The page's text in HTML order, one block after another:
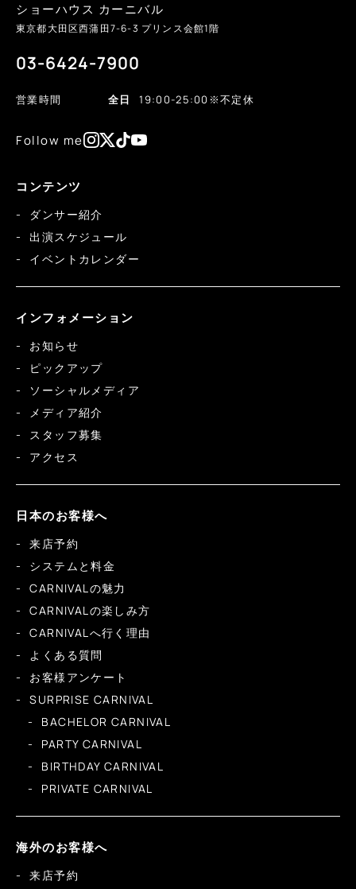
ショーハウス カーニバル
東京都大田区西蒲田7-6-3 プリンス会館1階
03-6424-7900
営業時間 全日 19:00-25:00 ※不定休
Follow me
コンテンツ
ダンサー紹介
出演スケジュール
イベントカレンダー
インフォメーション
お知らせ
ピックアップ
ソーシャルメディア
メディア紹介
スタッフ募集
アクセス
日本のお客様へ
来店予約
システムと料金
CARNIVALの魅力
CARNIVALの楽しみ方
CARNIVALへ行く理由
よくある質問
お客様アンケート
SURPRISE CARNIVAL
BACHELOR CARNIVAL
PARTY CARNIVAL
BIRTHDAY CARNIVAL
PRIVATE CARNIVAL
海外のお客様へ
来店予約